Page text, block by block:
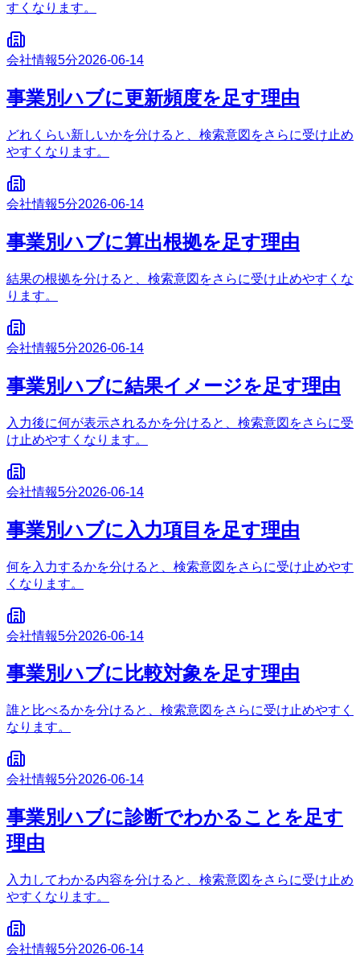
すくなります。
会社情報5分2026-06-14
事業別ハブに更新頻度を足す理由
どれくらい新しいかを分けると、検索意図をさらに受け止め
やすくなります。
会社情報5分2026-06-14
事業別ハブに算出根拠を足す理由
結果の根拠を分けると、検索意図をさらに受け止めやすくな
ります。
会社情報5分2026-06-14
事業別ハブに結果イメージを足す理由
入力後に何が表示されるかを分けると、検索意図をさらに受
け止めやすくなります。
会社情報5分2026-06-14
事業別ハブに入力項目を足す理由
何を入力するかを分けると、検索意図をさらに受け止めやす
くなります。
会社情報5分2026-06-14
事業別ハブに比較対象を足す理由
誰と比べるかを分けると、検索意図をさらに受け止めやすく
なります。
会社情報5分2026-06-14
事業別ハブに診断でわかることを足す
理由
入力してわかる内容を分けると、検索意図をさらに受け止め
やすくなります。
会社情報5分2026-06-14